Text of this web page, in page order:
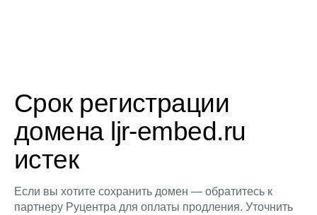
Срок регистрации
домена ljr-embed.ru
истек
Если вы хотите сохранить домен — обратитесь к
партнеру Руцентра для оплаты продления. Уточнить